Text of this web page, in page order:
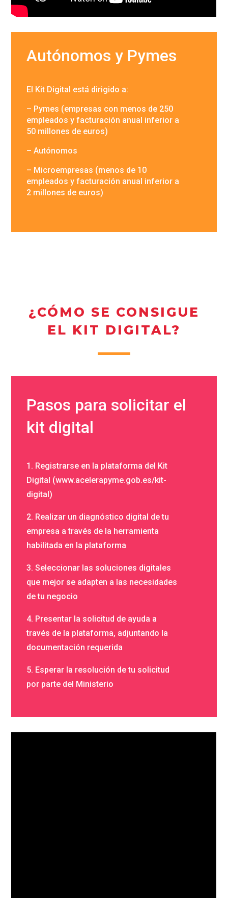
Autónomos y Pymes
El Kit Digital está dirigido a:
– Pymes (empresas con menos de 250
empleados y facturación anual inferior a
50 millones de euros)
– Autónomos
– Microempresas (menos de 10
empleados y facturación anual inferior a
2 millones de euros)
¿CÓMO SE CONSIGUE
EL KIT DIGITAL?
Pasos para solicitar el
kit digital
1. Registrarse en la plataforma del Kit
Digital (www.acelerapyme.gob.es/kit-
digital)
2. Realizar un diagnóstico digital de tu
empresa a través de la herramienta
habilitada en la plataforma
3. Seleccionar las soluciones digitales
que mejor se adapten a las necesidades
de tu negocio
4. Presentar la solicitud de ayuda a
través de la plataforma, adjuntando la
documentación requerida
5. Esperar la resolución de tu solicitud
por parte del Ministerio